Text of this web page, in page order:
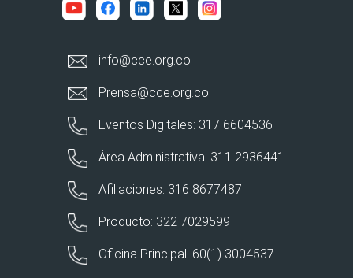
info@cce.org.co
Prensa@cce.org.co
Eventos Digitales: 317 6604536
Área Administrativa: 311 2936441
Afiliaciones: 316 8677487
Producto: 322 7029599
Oficina Principal: 60(1) 3004537